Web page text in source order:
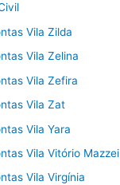
Vila Zilda
Vila Zelina
Vila Zefira
Vila Zat
Vila Yara
Vila Vitório Mazzei
Vila Virgínia